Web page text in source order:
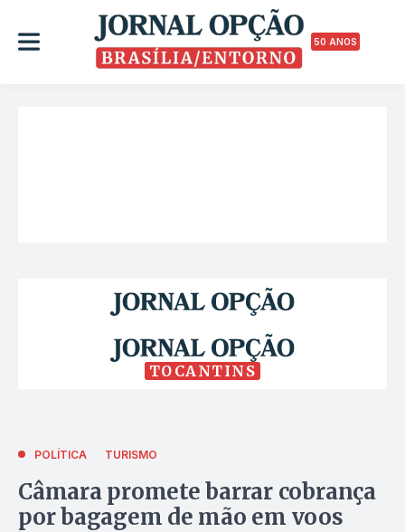
50 ANOS
TOCANTINS
POLÍTICA TURISMO
Câmara promete barrar cobrança
por bagagem de mão em voos